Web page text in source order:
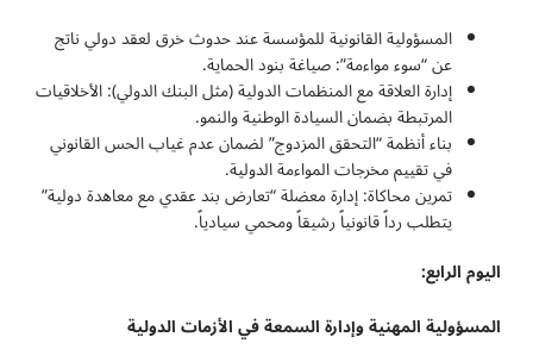
المسؤولية القانونية للمؤسسة عند حدوث خرق لعقد دولي ناتج
عن “سوء مواءمة”: صياغة بنود الحماية.
إدارة العلاقة مع المنظمات الدولية (مثل البنك الدولي): الأخلاقيات
المرتبطة بضمان السيادة الوطنية والنمو.
بناء أنظمة “التحقق المزدوج” لضمان عدم غياب الحس القانوني
في تقييم مخرجات المواءمة الدولية.
تمرين محاكاة: إدارة معضلة “تعارض بند عقدي مع معاهدة دولية”
يتطلب رداً قانونياً رشيقاً ومحمي سيادياً.
اليوم الرابع:
المسؤولية المهنية وإدارة السمعة في الأزمات الدولية